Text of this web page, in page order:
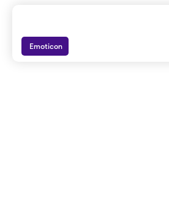
Emoticon